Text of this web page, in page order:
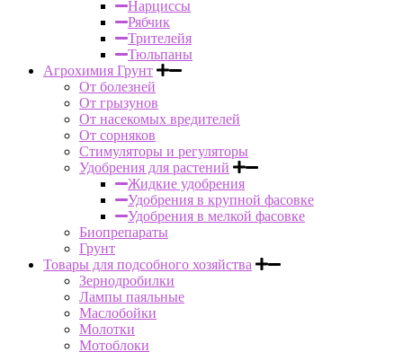
Нарциссы
Рябчик
Трителейя
Тюльпаны
Агрохимия Грунт
От болезней
От грызунов
От насекомых вредителей
От сорняков
Стимуляторы и регуляторы
Удобрения для растений
Жидкие удобрения
Удобрения в крупной фасовке
Удобрения в мелкой фасовке
Биопрепараты
Грунт
Товары для подсобного хозяйства
Зернодробилки
Лампы паяльные
Маслобойки
Молотки
Мотоблоки